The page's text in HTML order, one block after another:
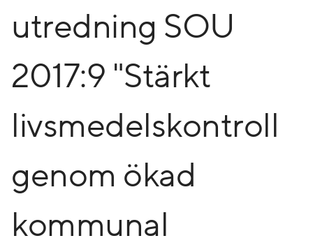
utredning SOU
2017:9 "Stärkt
livsmedelskontroll
genom ökad
kommunal